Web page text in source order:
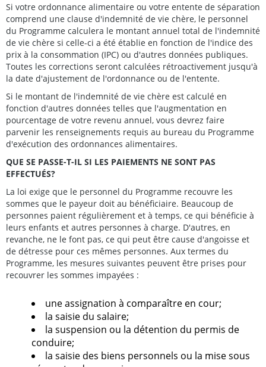
Si votre ordonnance alimentaire ou votre entente de séparation
comprend une clause d'indemnité de vie chère, le personnel
du Programme calculera le montant annuel total de l'indemnité
de vie chère si celle-ci a été établie en fonction de l'indice des
prix à la consommation (IPC) ou d'autres données publiques.
Toutes les corrections seront calculées rétroactivement jusqu'à
la date d'ajustement de l'ordonnance ou de l'entente.
Si le montant de l'indemnité de vie chère est calculé en
fonction d'autres données telles que l'augmentation en
pourcentage de votre revenu annuel, vous devrez faire
parvenir les renseignements requis au bureau du Programme
d'exécution des ordonnances alimentaires.
QUE SE PASSE-T-IL SI LES PAIEMENTS NE SONT PAS
EFFECTUÉS?
La loi exige que le personnel du Programme recouvre les
sommes que le payeur doit au bénéficiaire. Beaucoup de
personnes paient régulièrement et à temps, ce qui bénéficie à
leurs enfants et autres personnes à charge. D'autres, en
revanche, ne le font pas, ce qui peut être cause d'angoisse et
de détresse pour ces mêmes personnes. Aux termes du
Programme, les mesures suivantes peuvent être prises pour
recouvrer les sommes impayées :
une assignation à comparaître en cour;
la saisie du salaire;
la suspension ou la détention du permis de
conduire;
la saisie des biens personnels ou la mise sous